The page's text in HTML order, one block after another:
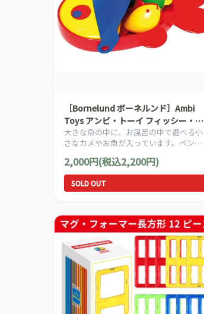
［Bornelund ボーネルンド］Ambi
Toys アンビ・トーイ フィッシー・フ
レンド
大きな魚の中に、お風呂の中で遊べる小
さなカメやお魚が入っています。ペンギ
魚の中にかくれんぼ！
2,000円(税込2,200円)
SOLD OUT